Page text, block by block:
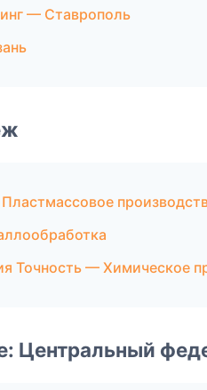
— Ставрополь
Точность — Химическое
Центральный